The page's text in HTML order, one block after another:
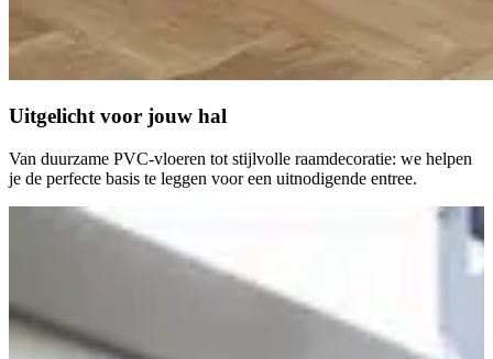
Uitgelicht voor jouw hal
Van duurzame PVC-vloeren tot stijlvolle raamdecoratie: we helpen
je de perfecte basis te leggen voor een uitnodigende entree.